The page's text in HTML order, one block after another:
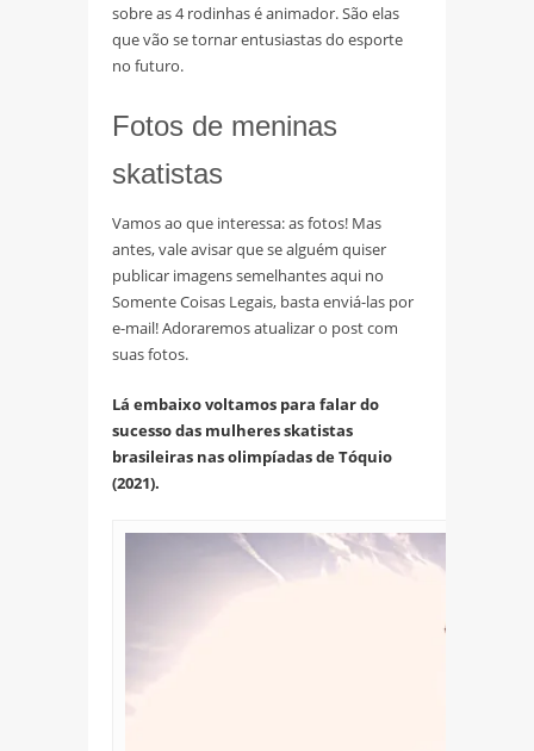
sobre as 4 rodinhas é animador. São elas
que vão se tornar entusiastas do esporte
no futuro.
Fotos de meninas
skatistas
Vamos ao que interessa: as fotos! Mas
antes, vale avisar que se alguém quiser
publicar imagens semelhantes aqui no
Somente Coisas Legais, basta enviá-las por
e-mail! Adoraremos atualizar o post com
suas fotos.
Lá embaixo voltamos para falar do
sucesso das mulheres skatistas
brasileiras nas olimpíadas de Tóquio
(2021).